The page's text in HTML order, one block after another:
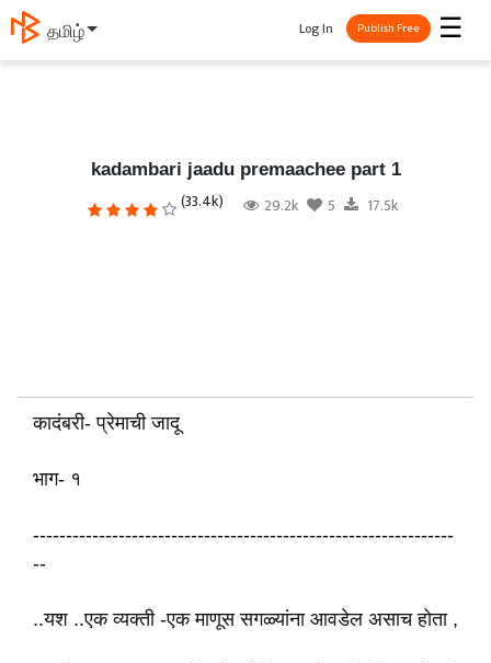
தமிழ் ☰
Log In Publish Free
kadambari jaadu premaachee part 1
(33.4k) 29.2k 5 17.5k
कादंबरी- प्रेमाची जादू
भाग- १
----------------------------------------------------------------
--
..यश ..एक व्यक्ती -एक माणूस सगळ्यांना आवडेल असाच होता ,